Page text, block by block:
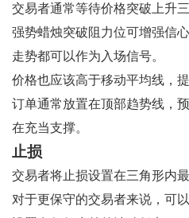
交易者通常等待价格突破上升
强势蜡烛突破阻力位可增强信
走势都可以作为入场信号。
价格也应该高于移动平均线，
订单通常放置在顶部趋势线，
在充当支撑。
止损
交易者将止损设置在三角形内
对于更保守的交易者来说，可